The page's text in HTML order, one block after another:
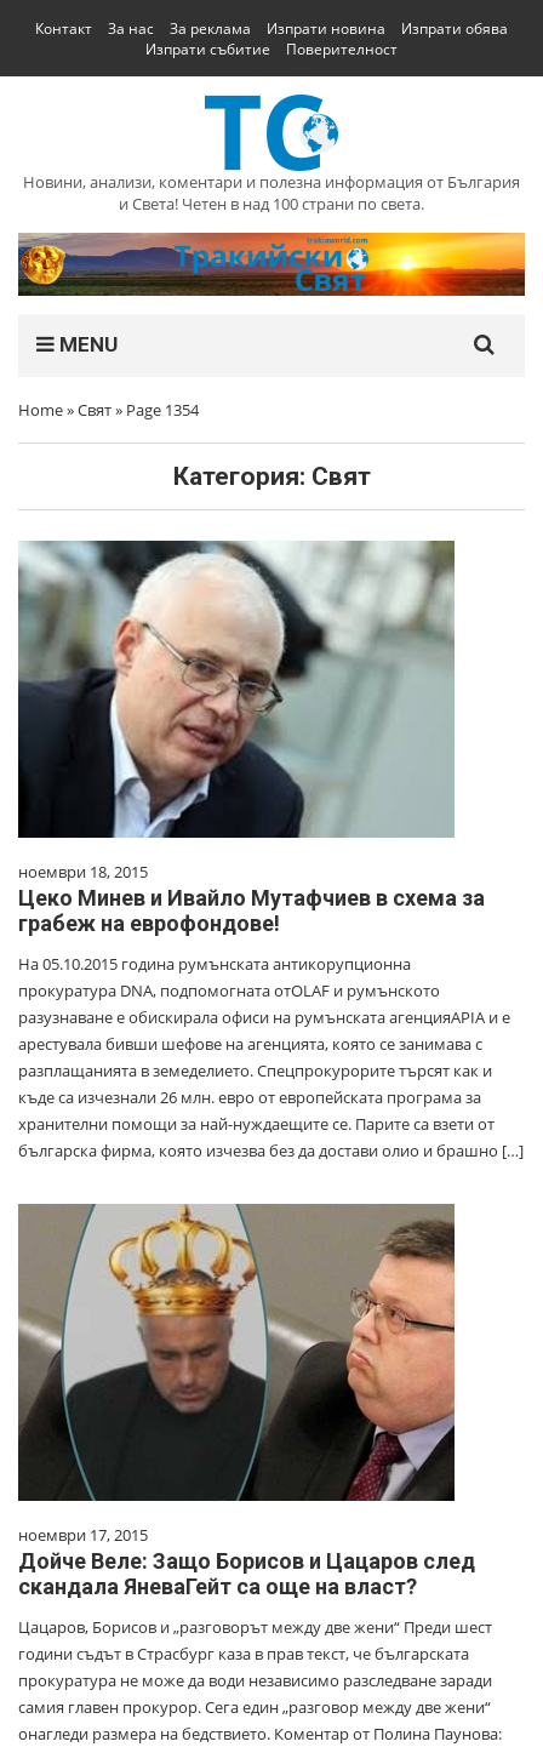
Контакт За нас За реклама Изпрати новина
Изпрати обява
Изпрати събитие
Поверителност
Новини, анализи, коментари и полезна информация от България
и Света! Четен в над 100 страни по света.
MENU
Home»Свят» Page 1354
Категория: Свят
ноември 18, 2015
Цеко Минев и Ивайло Мутафчиев в схема за
грабеж на еврофондове!
На 05.10.2015 година румънската антикорупционна
прокуратура DNA, подпомогната отOLAF и румънското
разузнаване e обискирала офиси на румънската агенцияAPIA и е
арестувала бивши шефове на агенцията, която се занимава с
разплащанията в земеделието. Спецпрокурорите търсят как и
къде са изчезнали 26 млн. евро от европейската програма за
хранителни помощи за най-нуждаещите се. Парите са взети от
българска фирма, която изчезва без да достави олио и брашно […]
ноември 17, 2015
Дойче Веле: Защо Борисов и Цацаров след
скандала ЯневаГейт са още на власт?
Цацаров, Борисов и „разговорът между две жени“ Преди шест
години съдът в Страсбург каза в прав текст, че българската
прокуратура не може да води независимо разследване заради
самия главен прокурор. Сега един „разговор между две жени“
онагледи размера на бедствието. Коментар от Полина Паунова: